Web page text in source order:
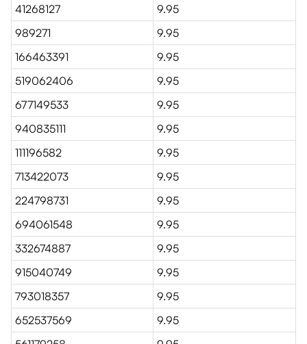
41268127
9.95
989271
9.95
166463391
9.95
519062406
9.95
677149533
9.95
940835111
9.95
111196582
9.95
713422073
9.95
224798731
9.95
694061548
9.95
332674887
9.95
915040749
9.95
793018357
9.95
652537569
9.95